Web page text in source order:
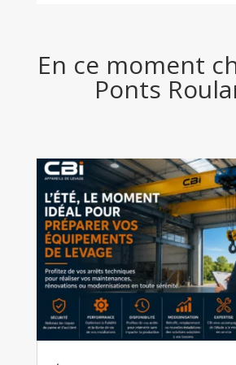
En ce moment
Ponts